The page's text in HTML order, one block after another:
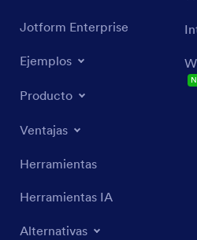
Jotform Enterprise
Ejemplos
Producto
Ventajas
Herramientas
Herramientas IA
Alternativas